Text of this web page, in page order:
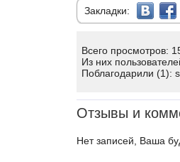
Закладки:
Всего просмотров:
Из них
Поблагодарили (1):
Отзывы и
Нет записей, Ваша